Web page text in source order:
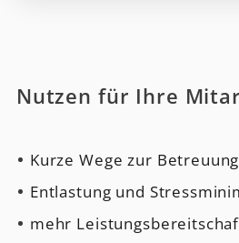
Nutzen für Ihre
Kurze Wege zur
Entlastung und
mehr